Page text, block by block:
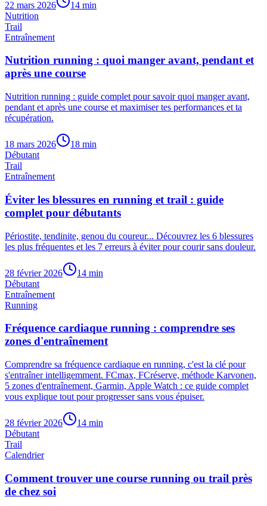
22 mars 2026 14 min
Nutrition
Trail
Entraînement
Nutrition running : quoi manger avant, pendant et
après une course
Nutrition running : guide complet pour savoir quoi manger avant,
pendant et après une course et maximiser tes performances et ta
récupération.
18 mars 2026 18 min
Débutant
Trail
Entraînement
Éviter les blessures en running et trail : guide
complet pour débutants
Périostite, tendinite, genou du coureur... Découvrez les 6 blessures
les plus fréquentes et les 7 erreurs à éviter pour courir sans douleur.
28 février 2026 14 min
Débutant
Entraînement
Running
Fréquence cardiaque running : comprendre ses
zones d'entraînement
Comprendre sa fréquence cardiaque en running, c'est la clé pour
s'entraîner intelligemment. FCmax, FCréserve, méthode Karvonen,
5 zones d'entraînement, Garmin, Apple Watch : ce guide complet
vous explique tout pour progresser sans vous épuiser.
28 février 2026 14 min
Débutant
Trail
Calendrier
Comment trouver une course running ou trail près
de chez soi